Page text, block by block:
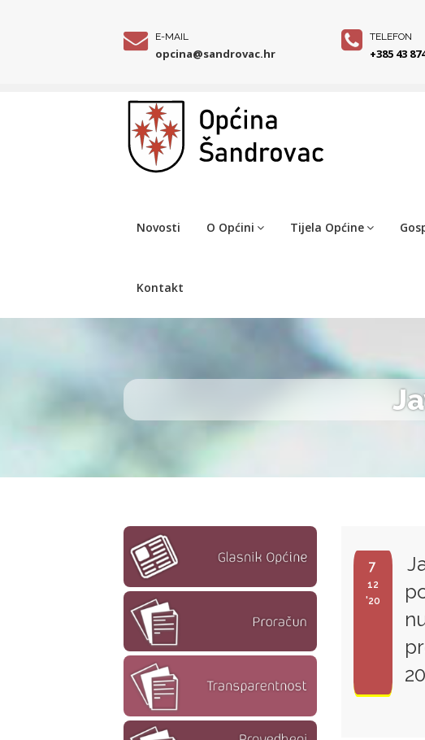
E-MAIL
opcina@sandrovac.hr
TELEFON
+385 43
Novosti O Općini Tijela Općine
Kontakt
7
12
'20